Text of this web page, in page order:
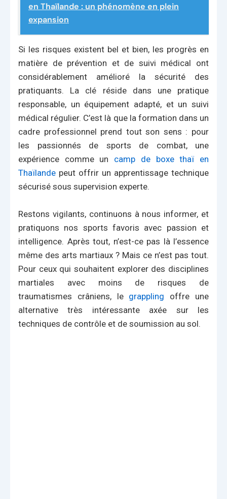
en Thaïlande : un phénomène en plein
expansion
Si les risques existent bel et bien, les progrès en
matière de prévention et de suivi médical ont
considérablement amélioré la sécurité des
pratiquants. La clé réside dans une pratique
responsable, un équipement adapté, et un suivi
médical régulier. C’est là que la formation dans un
cadre professionnel prend tout son sens : pour
les passionnés de sports de combat, une
expérience comme un camp de boxe thaï en
Thaïlande peut offrir un apprentissage technique
sécurisé sous supervision experte.
Restons vigilants, continuons à nous informer, et
pratiquons nos sports favoris avec passion et
intelligence. Après tout, n’est-ce pas là l’essence
même des arts martiaux ? Mais ce n’est pas tout.
Pour ceux qui souhaitent explorer des disciplines
martiales avec moins de risques de
traumatismes crâniens, le grappling offre une
alternative très intéressante axée sur les
techniques de contrôle et de soumission au sol.